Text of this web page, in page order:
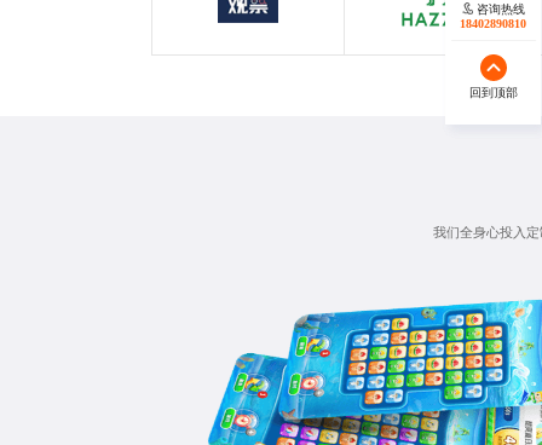
四川观察 服装行业
我们全身心投入
咨询热线
18140119082
回到顶部
咨询热线
18402890810
回到顶部